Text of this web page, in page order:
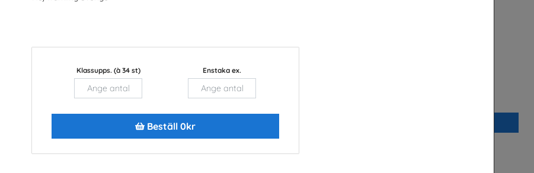
Klassupps. (à 34 st) Enstaka ex.
Beställ 0kr
Prostatacancerförbundet
Arbete
Arena Skolinformation